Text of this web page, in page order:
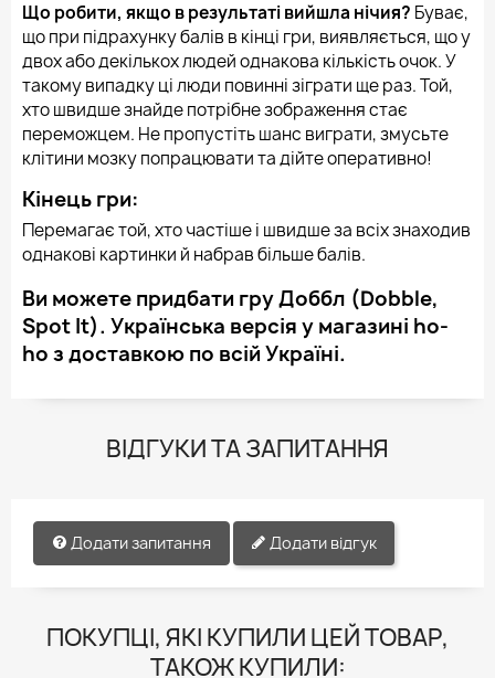
Що робити, якщо в результаті вийшла нічия? Буває,
що при підрахунку балів в кінці гри, виявляється, що у
двох або декількох людей однакова кількість очок. У
такому випадку ці люди повинні зіграти ще раз. Той,
хто швидше знайде потрібне зображення стає
переможцем. Не пропустіть шанс виграти, змусьте
клітини мозку попрацювати та дійте оперативно!
Кінець гри:
Перемагає той, хто частіше і швидше за всіх знаходив
однакові картинки й набрав більше балів.
Ви можете придбати гру Доббл (Dobble,
Spot It). Українська версія у магазині ho-
ho з доставкою по всій Україні.
ВІДГУКИ ТА ЗАПИТАННЯ
Додати запитання Додати відгук
ПОКУПЦІ, ЯКІ КУПИЛИ ЦЕЙ ТОВАР,
ТАКОЖ КУПИЛИ: